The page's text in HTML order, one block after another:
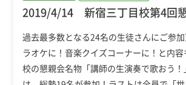
2019/4/14 新宿三丁目校第4回
過去最多数となる24名の生徒さんにご参
ラオケに！音楽クイズコーナーに！と内
校の懇親会名物「講師の生演奏で歌おう